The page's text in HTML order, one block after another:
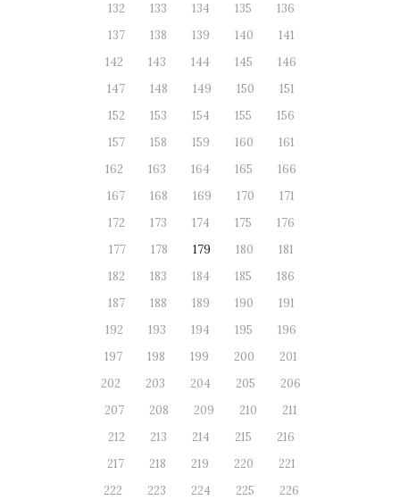
132
133 134 135
136
137
138 139 140
141
142
143 144 145
146
147
148 149 150
151
152
153 154 155
156
157
158 159 160
161
162
163 164 165
166
167
168 169 170
171
172
173 174 175
176
177
178 179 180
181
182
183 184 185
186
187
188 189 190
191
192
193 194 195
196
197
198 199 200
201
202
203 204 205
206
207
208 209 210
211
212
213 214 215
216
217
218 219 220
221
222
223 224 225
226